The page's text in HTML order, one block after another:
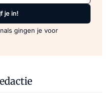
je in!
gingen je voor